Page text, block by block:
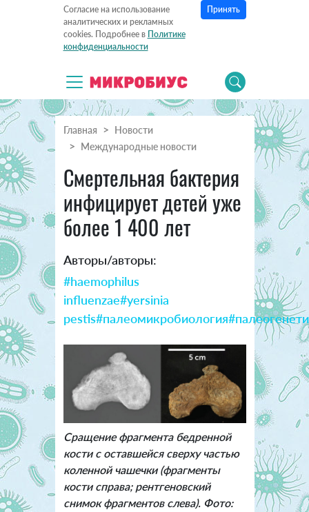
Согласие на использование
аналитических и рекламных
cookies. Подробнее в Политике
конфиденциальности
Принять
Главная
Новости
Международные новости
Смертельная бактерия
инфицирует детей уже
более 1 400 лет
Авторы/авторы:
#haemophilus
influenzae#yersinia
pestis#палеомикробиология
Сращение фрагмента бедренной
кости с оставшейся сверху частью
коленной чашечки (фрагменты
кости справа; рентгеновский
снимок фрагментов слева). Фото: